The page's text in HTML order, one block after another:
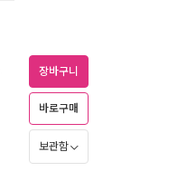
장바구니
바로구매
보관함